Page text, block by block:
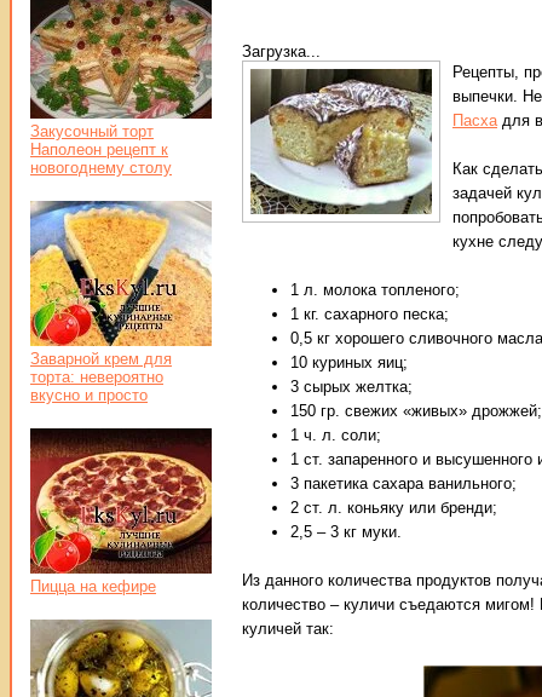
Загрузка...
Рецепты,
выпечки.
Пасхадля
Как
задачей
кухне
1 л. молока топленого;
1 кг. сахарного песка;
0,5 кг хорошего сливочного
10 куриных яиц;
3 сырых желтка;
150 гр. свежих «живых» дрожжей;
1 ч. л. соли;
1 ст. запаренного и высушенного
3 пакетика сахара ванильного;
2 ст. л. коньяку или бренди;
2,5 – 3 кг муки.
Из данного количества продуктов
количество – куличи съедаются
куличей так:
Закусочный торт
Наполеон рецепт к
новогоднему столу
Заварной крем для
торта: невероятно
вкусно и просто
Пицца на кефире